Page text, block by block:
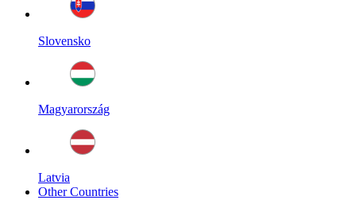
Slovensko
Magyarország
Latvia
Other Countries